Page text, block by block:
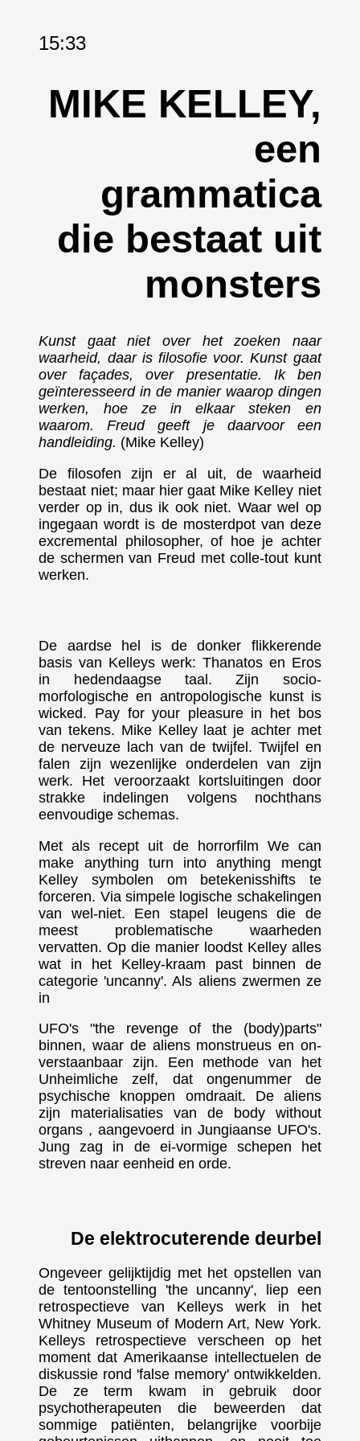
15:33
MIKE KELLEY,
een
grammatica
die bestaat uit
monsters
Kunst gaat niet over het zoeken naar
waarheid, daar is filosofie voor. Kunst gaat
over façades, over presentatie. Ik ben
geïnteresseerd in de manier waarop dingen
werken, hoe ze in elkaar steken en
waarom. Freud geeft je daarvoor een
handleiding. (Mike Kelley)
De filosofen zijn er al uit, de waarheid
bestaat niet; maar hier gaat Mike Kelley niet
verder op in, dus ik ook niet. Waar wel op
ingegaan wordt is de mosterdpot van deze
excremental philosopher, of hoe je achter
de schermen van Freud met colle-tout kunt
werken.
De aardse hel is de donker flikkerende
basis van Kelleys werk: Thanatos en Eros
in hedendaagse taal. Zijn socio-
morfologische en antropologische kunst is
wicked. Pay for your pleasure in het bos
van tekens. Mike Kelley laat je achter met
de nerveuze lach van de twijfel. Twijfel en
falen zijn wezenlijke onderdelen van zijn
werk. Het veroorzaakt kortsluitingen door
strakke indelingen volgens nochthans
eenvoudige schemas.
Met als recept uit de horrorfilm We can
make anything turn into anything mengt
Kelley symbolen om betekenisshifts te
forceren. Via simpele logische schakelingen
van wel-niet. Een stapel leugens die de
meest problematische waarheden
vervatten. Op die manier loodst Kelley alles
wat in het Kelley-kraam past binnen de
categorie 'uncanny'. Als aliens zwermen ze
in
UFO's "the revenge of the (body)parts"
binnen, waar de aliens monstrueus en on-
verstaanbaar zijn. Een methode van het
Unheimliche zelf, dat ongenummer de
psychische knoppen omdraait. De aliens
zijn materialisaties van de body without
organs , aangevoerd in Jungiaanse UFO's.
Jung zag in de ei-vormige schepen het
streven naar eenheid en orde.
De elektrocuterende deurbel
Ongeveer gelijktijdig met het opstellen van
de tentoonstelling 'the uncanny', liep een
retrospectieve van Kelleys werk in het
Whitney Museum of Modern Art, New York.
Kelleys retrospectieve verscheen op het
moment dat Amerikaanse intellectuelen de
diskussie rond 'false memory' ontwikkelden.
De ze term kwam in gebruik door
psychotherapeuten die beweerden dat
sommige patiënten, belangrijke voorbije